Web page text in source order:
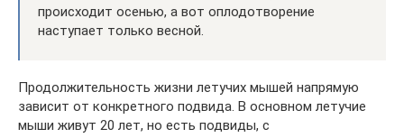
происходит осенью, а вот оплодотворение
наступает только весной.
Продолжительность жизни летучих мышей напрямую
зависит от конкретного подвида. В основном летучие
мыши живут 20 лет, но есть подвиды, с